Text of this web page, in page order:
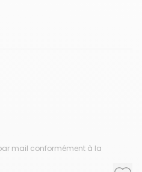
mail conformément à la